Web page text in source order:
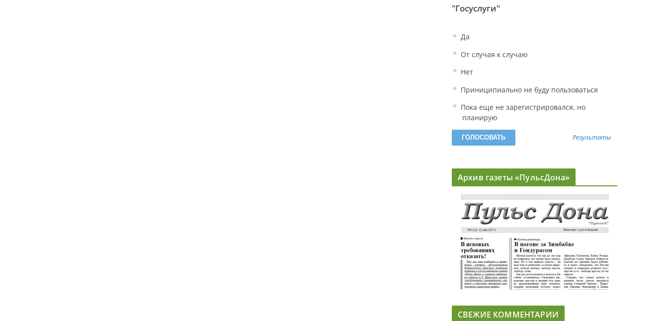
"Госуслуги"
Да
От случая к случаю
Нет
Приниципиально не буду пользоваться
Пока еще не зарегистрировался, но
планирую
Результаты
Архив газеты «ПульсДона»
СВЕЖИЕ КОММЕНТАРИИ